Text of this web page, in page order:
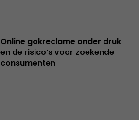
Online gokreclame onder druk
en de risico’s voor zoekende
consumenten